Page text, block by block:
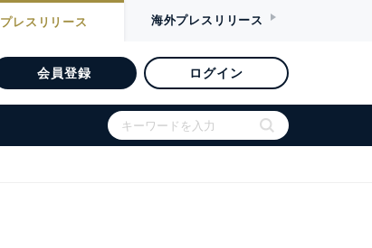
プレスリリース 海外プレスリリース
会員登録 ログイン